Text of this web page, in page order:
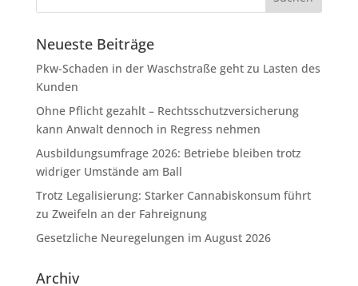
Neueste Beiträge
Pkw-Schaden in der Waschstraße geht zu Lasten des
Kunden
Ohne Pflicht gezahlt – Rechtsschutzversicherung
kann Anwalt dennoch in Regress nehmen
Ausbildungsumfrage 2026: Betriebe bleiben trotz
widriger Umstände am Ball
Trotz Legalisierung: Starker Cannabiskonsum führt
zu Zweifeln an der Fahreignung
Gesetzliche Neuregelungen im August 2026
Archiv